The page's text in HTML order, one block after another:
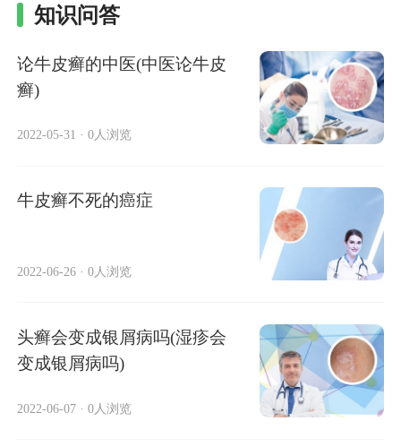
知识问答
论牛皮癣的中医(中医论牛皮
癣)
2022-05-31 · 0人浏览
牛皮癣不死的癌症
2022-06-26 · 0人浏览
头癣会变成银屑病吗(湿疹会
变成银屑病吗)
2022-06-07 · 0人浏览